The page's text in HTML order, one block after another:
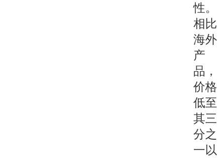
性。
相比
海外
产
品，
价格
低至
其三
分之
一以